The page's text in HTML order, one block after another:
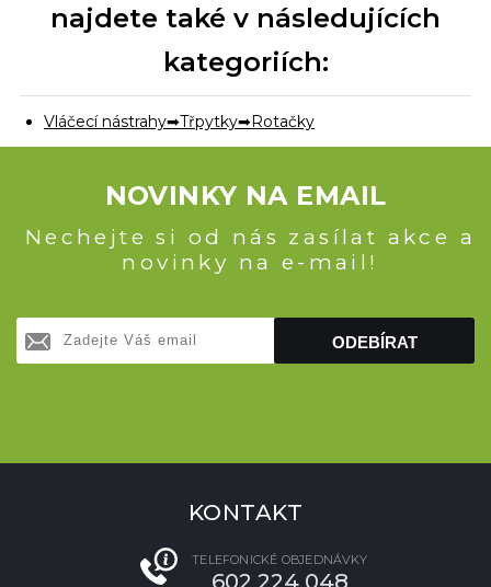
najdete také v následujících
kategoriích:
Vláčecí nástrahy Třpytky Rotačky
NOVINKY NA EMAIL
Nechejte si od nás zasílat akce a
novinky na e-mail!
ODEBÍRAT
KONTAKT
TELEFONICKÉ OBJEDNÁVKY
602 224 048